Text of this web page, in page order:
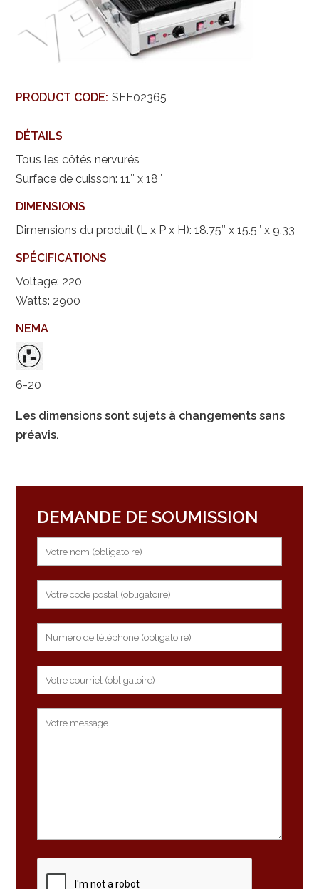
PRODUCT CODE: SFE02365
DÉTAILS
Tous les côtés nervurés
Surface de cuisson: 11″ x 18″
DIMENSIONS
Dimensions du produit (L x P x H): 18.75″ x 15.5″ x 9.33″
SPÉCIFICATIONS
Voltage: 220
Watts: 2900
NEMA
6-20
Les dimensions sont sujets à changements sans
préavis.
DEMANDE DE SOUMISSION